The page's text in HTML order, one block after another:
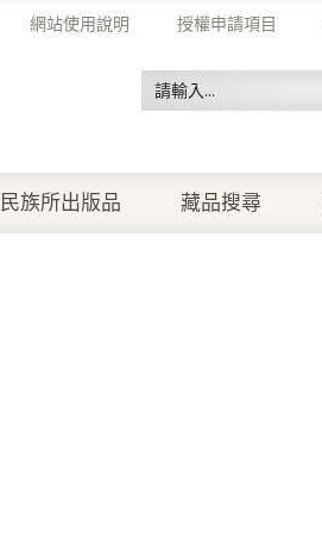
網站使用說明 授權申請項目
民族所出版品 藏品搜尋